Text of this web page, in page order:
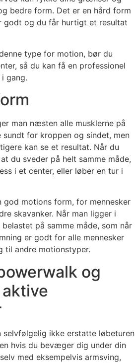
bedre form. Det er en hård form
godt og du får hurtigt et resultat
type for motion, bør du
så du kan få en professionel
gang.
man næsten alle musklerne på
sundt for kroppen og sindet, men
kan se et resultat. Når du
du sveder på helt samme måde,
i et center, eller løber en tur i
motions form, for mennesker
skavanker. Når man ligger i
på samme måde, som når
er godt for alle mennesker
til andre motionstyper.
og
selvfølgelig ikke erstatte løbeturen
hvis du bevæger dig under din
med eksempelvis armsving,